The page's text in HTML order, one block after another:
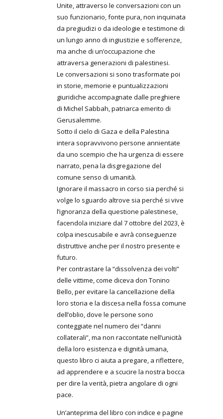
Unite, attraverso le conversazioni con un
suo funzionario, fonte pura, non inquinata
da pregiudizi o da ideologie e testimone di
un lungo anno di ingiustizie e sofferenze,
ma anche di un’occupazione che
attraversa generazioni di palestinesi.
Le conversazioni si sono trasformate poi
in storie, memorie e puntualizzazioni
giuridiche accompagnate dalle preghiere
di Michel Sabbah, patriarca emerito di
Gerusalemme.
Sotto il cielo di Gaza e della Palestina
intera sopravvivono persone annientate
da uno scempio che ha urgenza di essere
narrato, pena la disgregazione del
comune senso di umanità.
Ignorare il massacro in corso sia perché si
volge lo sguardo altrove sia perché si vive
l’ignoranza della questione palestinese,
facendola iniziare dal 7 ottobre del 2023, è
colpa inescusabile e avrà conseguenze
distruttive anche per il nostro presente e
futuro.
Per contrastare la “dissolvenza dei volti”
delle vittime, come diceva don Tonino
Bello, per evitare la cancellazione della
loro storia e la discesa nella fossa comune
dell’oblio, dove le persone sono
conteggiate nel numero dei “danni
collaterali”, ma non raccontate nell’unicità
della loro esistenza e dignità umana,
questo libro ci aiuta a pregare, a riflettere,
ad apprendere e a scucire la nostra bocca
per dire la verità, pietra angolare di ogni
pace.
Un’anteprima del libro con indice e pagine